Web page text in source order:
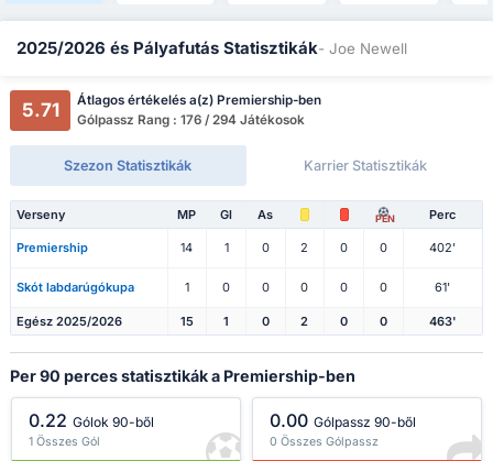
2025/2026 és Pályafutás Statisztikák- Joe Newell
5.71
Átlagos értékelés a(z) Premiership-ben
Gólpassz Rang : 176 / 294 Játékosok
Szezon Statisztikák Karrier Statisztikák
Verseny MP Gl As PEN Perc
Premiership 14 1 0 2 0 0 402'
Skót labdarúgókupa 1 0 0 0 0 0 61'
Egész 2025/2026 15 1 0 2 0 0 463'
Per 90 perces statisztikák a Premiership-ben
0.22 Gólok 90-ből
1 Összes Gól
0.00 Gólpassz 90-ből
0 Összes Gólpassz